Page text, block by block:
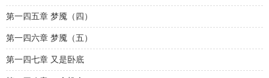
第一四五章 梦魇（四）
第一四六章 梦魇（五）
第一四七章 又是卧底